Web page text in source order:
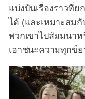
แบ่งปันเรื่องราวที่ย
ได้ (และเหมาะสม
พวกเขาไปสัมมนา
เอาชนะความทุกข์